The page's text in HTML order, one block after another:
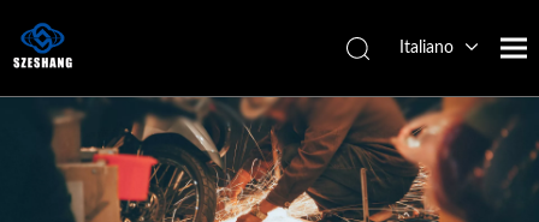
Italiano
简体中文
English